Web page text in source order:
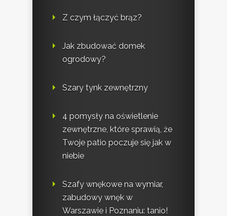
Z czym łączyć brąz?
Jak zbudować domek
ogrodowy?
Szary tynk zewnętrzny
4 pomysły na oświetlenie
zewnętrzne, które sprawią, że
Twoje patio poczuje się jak w
niebie
Szafy wnękowe na wymiar,
zabudowy wnęk w
Warszawie i Poznaniu: tanio!